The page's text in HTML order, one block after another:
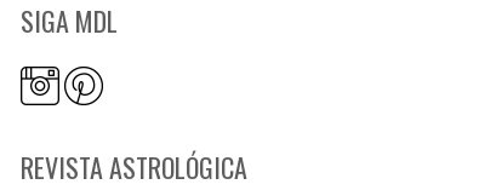
SIGA MDL
REVISTA ASTROLÓGICA